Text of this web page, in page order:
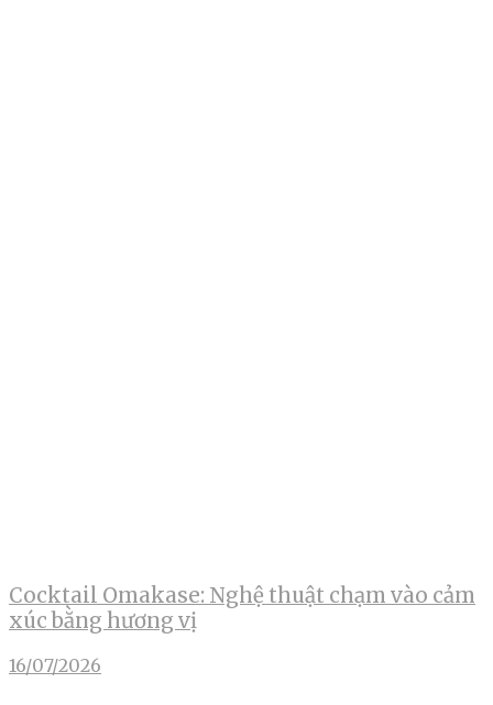
Cocktail Omakase: Nghệ thuật chạm vào cảm
xúc bằng hương vị
16/07/2026